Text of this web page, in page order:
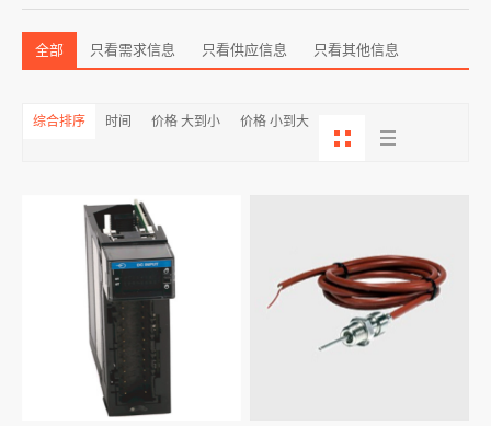
全部 只看需求信息 只看供应信息 只看其他信息
综合排序 时间 价格 大到小 价格 小到大